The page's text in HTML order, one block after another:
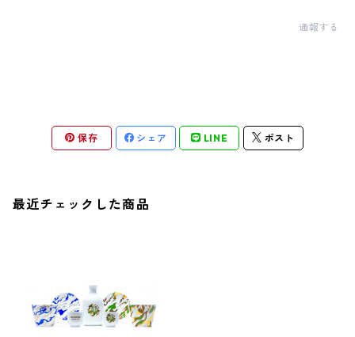
通報する
保存 シェア LINE ポスト
最近チェックした商品